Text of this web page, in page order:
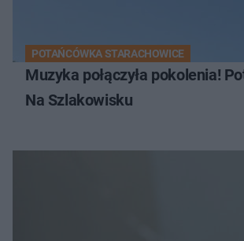
POTAŃCÓWKA STARACHOWICE
Muzyka połączyła pokolenia!
Na Szlakowisku